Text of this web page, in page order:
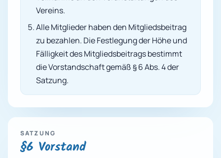
Vereins.
Alle Mitglieder haben den Mitgliedsbeitrag
zu bezahlen. Die Festlegung der Höhe und
Fälligkeit des Mitgliedsbeitrags bestimmt
die Vorstandschaft gemäß § 6 Abs. 4 der
Satzung.
SATZUNG
§6 Vorstand